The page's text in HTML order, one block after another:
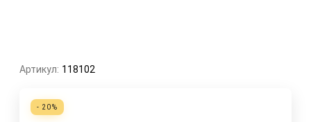
Артикул: 118102
- 20%